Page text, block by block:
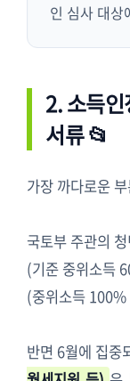
인 심사 대상
2. 소득
서류 📂
가장 까다로운
국토부 주관의
(기준 중위소득
(중위소득
반면 6월에 집중